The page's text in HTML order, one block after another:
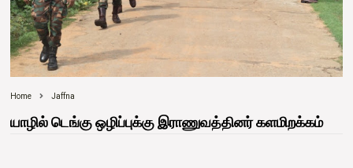
Home Jaffna
யாழில் டெங்கு ஒழிப்புக்கு இராணுவத்தினர் களமிறக்கம்